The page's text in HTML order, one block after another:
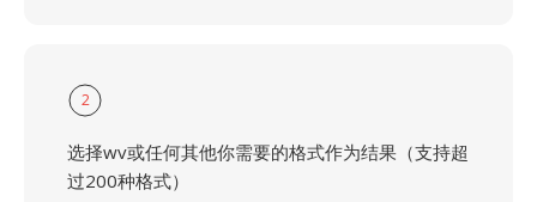
2
选择wv或任何其他你需要的格式作为结果（支持超
过200种格式）